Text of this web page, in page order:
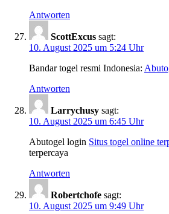
Antworten
ScottExcus sagt:
10. August 2025 um 5:24 Uhr
Bandar togel resmi Indonesia:
Antworten
Larrychusy sagt:
10. August 2025 um 6:45 Uhr
Abutogel login Situs togel online
terpercaya
Antworten
Robertchofe sagt:
10. August 2025 um 9:49 Uhr